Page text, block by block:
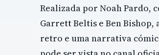
Realizada por Noah Pardo,
Garrett Beltis e Ben
retro e uma narrativa